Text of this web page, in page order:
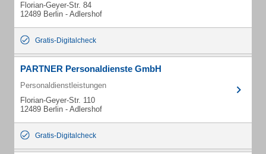
Florian-Geyer-Str. 84
12489 Berlin - Adlershof
Gratis-Digitalcheck
PARTNER Personaldienste GmbH
Personaldienstleistungen
Florian-Geyer-Str. 110
12489 Berlin - Adlershof
Gratis-Digitalcheck